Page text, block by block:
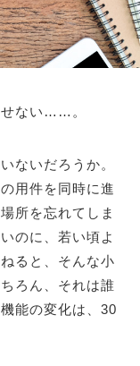
せない……。
ないだろうか。
用件を同時に進
所を忘れてしま
のに、若い頃よ
ると、そんな小
ろん、それは誰
能の変化は、30